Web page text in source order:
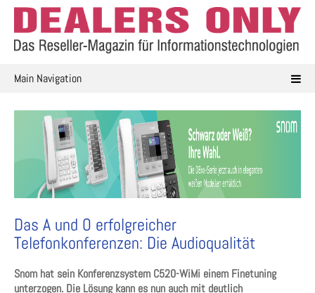
Skip
content
Main Navigation
Das A und O erfolgreicher
Telefonkonferenzen: Die Audioqualität
Snom hat sein Konferenzsystem C520-WiMi einem Finetuning
unterzogen. Die Lösung kann es nun auch mit deutlich